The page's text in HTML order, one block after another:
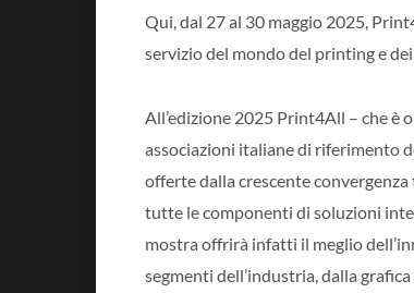
Qui, dal 27 al 30 maggio 2025,
servizio del mondo del printing e
All’edizione 2025 Print4All – che è
associazioni italiane di riferimento
offerte dalla crescente
tutte le componenti di soluzioni
mostra offrirà infatti il meglio
segmenti dell’industria, dalla